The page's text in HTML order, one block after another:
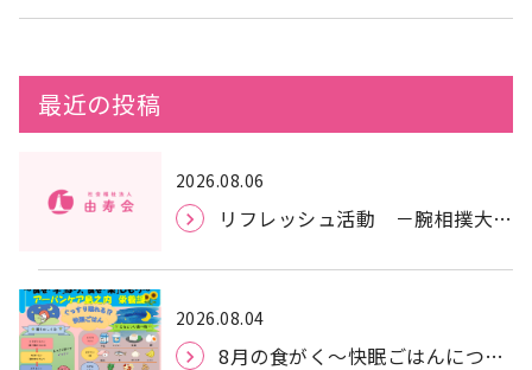
最近の投稿
2026.08.06
リフレッシュ活動 －腕相撲大会
2026.08.04
8月の食がく～快眠ごはんについ